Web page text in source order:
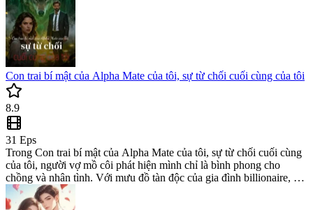
Con trai bí mật của Alpha Mate của tôi, sự từ chối cuối cùng của tôi
8.9
31 Eps
Trong Con trai bí mật của Alpha Mate của tôi, sự từ chối cuối cùng
của tôi, người vợ mồ côi phát hiện mình chỉ là bình phong cho
chồng và nhân tình. Với mưu đồ tàn độc của gia đình billionaire, cô
quyết tâm trả thù. Đọc romance novel này để xem màn hạ màn đầy
kịch tính trên web novel.